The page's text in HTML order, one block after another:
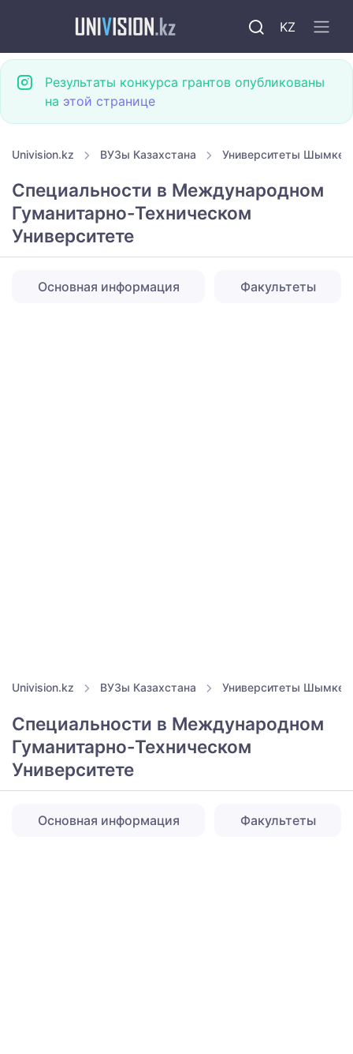
KZ
Результаты конкурса грантов опубликованы
на этой странице
Univision.kz ВУЗы Казахстана Университеты
Специальности в Международном
Гуманитарно-Техническом
Университете
Основная информация Факультеты
Univision.kz ВУЗы Казахстана Университеты
Специальности в Международном
Гуманитарно-Техническом
Университете
Основная информация Факультеты